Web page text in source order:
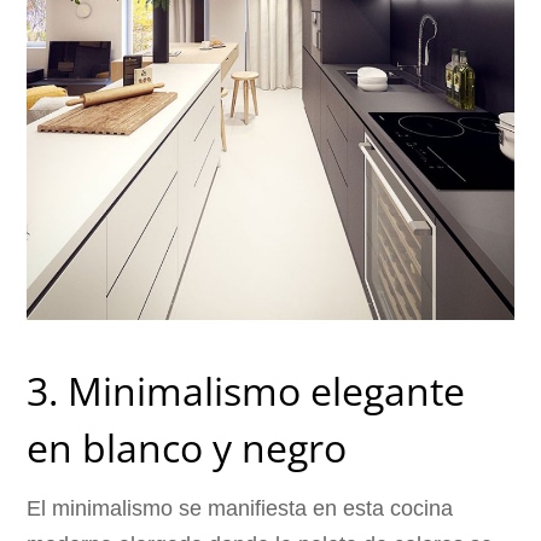
3. Minimalismo elegante
en blanco y negro
El minimalismo se manifiesta en esta cocina